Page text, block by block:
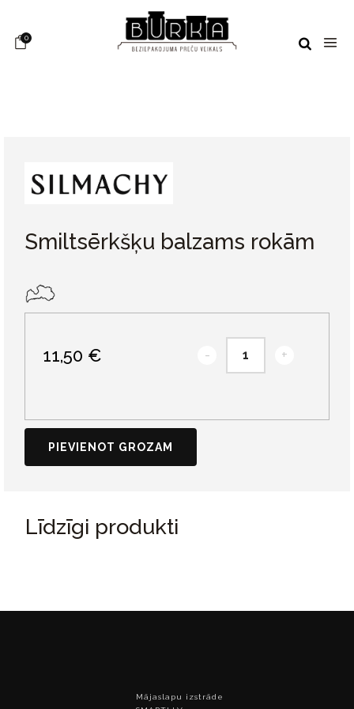
0
Smiltsērkšķu balzams rokām
11,50 € - +
PIEVIENOT GROZAM
Līdzīgi produkti
Mājaslapu izstrāde